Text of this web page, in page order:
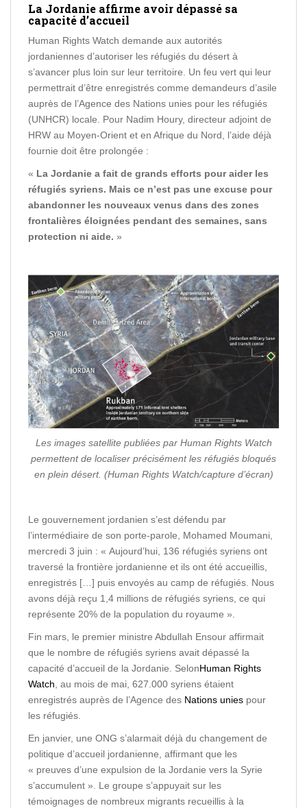
La Jordanie affirme avoir dépassé sa
capacité d’accueil
Human Rights Watch demande aux autorités
jordaniennes d’autoriser les réfugiés du désert à
s’avancer plus loin sur leur territoire. Un feu vert qui leur
permettrait d’être enregistrés comme demandeurs d’asile
auprès de l’Agence des Nations unies pour les réfugiés
(UNHCR) locale. Pour Nadim Houry, directeur adjoint de
HRW au Moyen-Orient et en Afrique du Nord, l’aide déjà
fournie doit être prolongée :
« La Jordanie a fait de grands efforts pour aider les
réfugiés syriens. Mais ce n’est pas une excuse pour
abandonner les nouveaux venus dans des zones
frontalières éloignées pendant des semaines, sans
protection ni aide. »
Les images satellite publiées par Human Rights Watch
permettent de localiser précisément les réfugiés bloqués
en plein désert. (Human Rights Watch/capture d’écran)
Le gouvernement jordanien s’est défendu par
l’intermédiaire de son porte-parole, Mohamed Moumani,
mercredi 3 juin : « Aujourd’hui, 136 réfugiés syriens ont
traversé la frontière jordanienne et ils ont été accueillis,
enregistrés […] puis envoyés au camp de réfugiés. Nous
avons déjà reçu 1,4 millions de réfugiés syriens, ce qui
représente 20% de la population du royaume ».
Fin mars, le premier ministre Abdullah Ensour affirmait
que le nombre de réfugiés syriens avait dépassé la
capacité d’accueil de la Jordanie. SelonHuman Rights
Watch, au mois de mai, 627.000 syriens étaient
enregistrés auprès de l’Agence des Nations unies pour
les réfugiés.
En janvier, une ONG s’alarmait déjà du changement de
politique d’accueil jordanienne, affirmant que les
« preuves d’une expulsion de la Jordanie vers la Syrie
s’accumulent ». Le groupe s’appuyait sur les
témoignages de nombreux migrants recueillis à la